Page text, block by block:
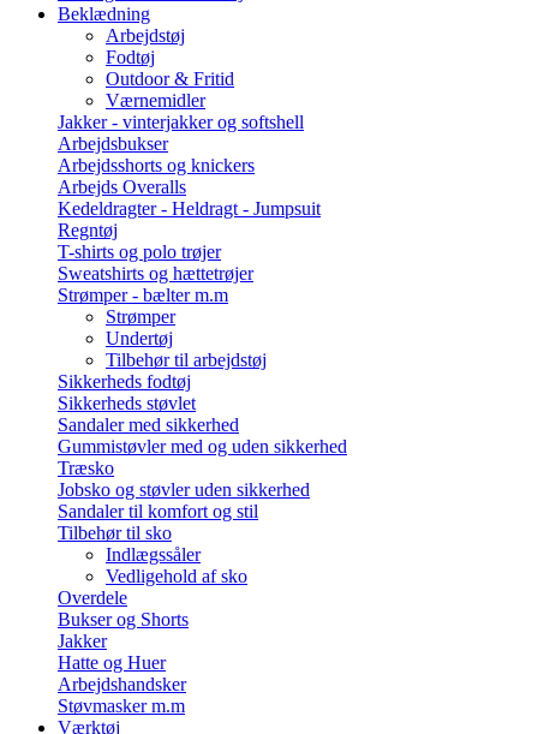
Beklædning
Arbejdstøj
Fodtøj
Outdoor & Fritid
Værnemidler
Jakker - vinterjakker og softshell
Arbejdsbukser
Arbejdsshorts og knickers
Arbejds Overalls
Kedeldragter - Heldragt - Jumpsuit
Regntøj
T-shirts og polo trøjer
Sweatshirts og hættetrøjer
Strømper - bælter m.m
Strømper
Undertøj
Tilbehør til arbejdstøj
Sikkerheds fodtøj
Sikkerheds støvlet
Sandaler med sikkerhed
Gummistøvler med og uden sikkerhed
Træsko
Jobsko og støvler uden sikkerhed
Sandaler til komfort og stil
Tilbehør til sko
Indlægssåler
Vedligehold af sko
Overdele
Bukser og Shorts
Jakker
Hatte og Huer
Arbejdshandsker
Støvmasker m.m
Værktøj